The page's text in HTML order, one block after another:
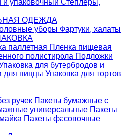
и упаковочный Степлеры,
ОДЕЖДА
уборы Фартуки, халаты
паллетная Пленка пищевая
полистирола Подложки
для бутербродов и
для пиццы Упаковка для тортов
ручек Пакеты бумажные с
универсальные Пакеты
Пакеты фасовочные